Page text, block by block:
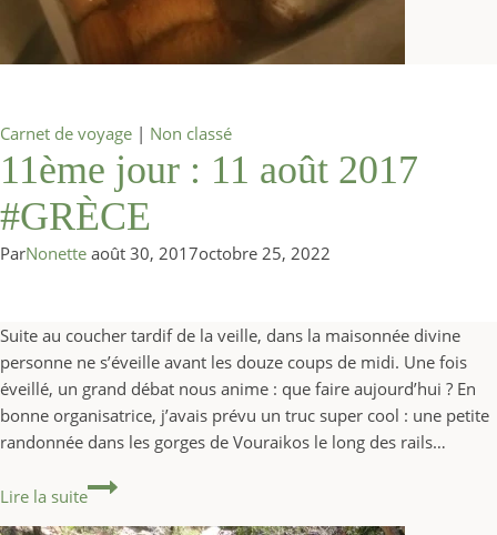
Carnet de voyage | Non classé
11ème jour : 11 août 2017
#GRÈCE
ParNonette août 30, 2017octobre 25, 2022
Suite au coucher tardif de la veille, dans la maisonnée divine
personne ne s’éveille avant les douze coups de midi. Une fois
éveillé, un grand débat nous anime : que faire aujourd’hui ? En
bonne organisatrice, j’avais prévu un truc super cool : une petite
randonnée dans les gorges de Vouraikos le long des rails…
Lire la suite
11ème jour : 11 août 2017 #GRÈCE